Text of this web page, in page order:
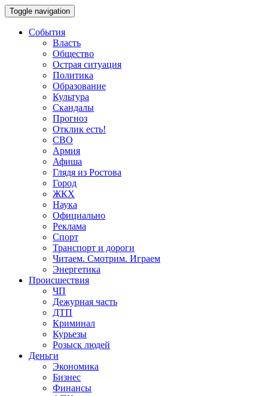
Toggle navigation
События
Власть
Общество
Острая ситуация
Политика
Образование
Культура
Скандалы
Прогноз
Отклик есть!
СВО
Армия
Афиша
Глядя из Ростова
Город
ЖКХ
Наука
Официально
Реклама
Спорт
Транспорт и дороги
Читаем. Смотрим. Играем
Энергетика
Происшествия
ЧП
Дежурная часть
ДТП
Криминал
Курьезы
Розыск людей
Деньги
Экономика
Бизнес
Финансы